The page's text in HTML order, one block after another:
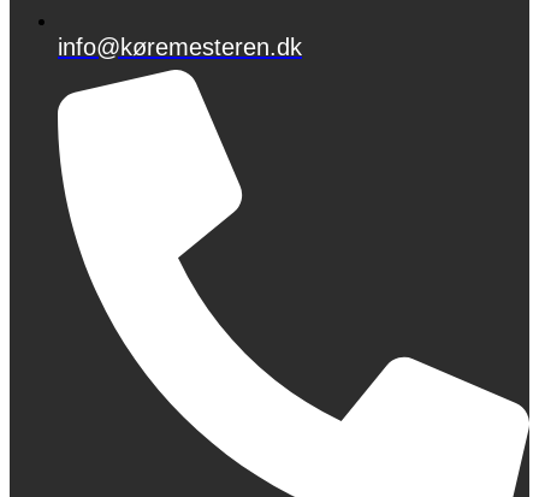
info@køremesteren.dk